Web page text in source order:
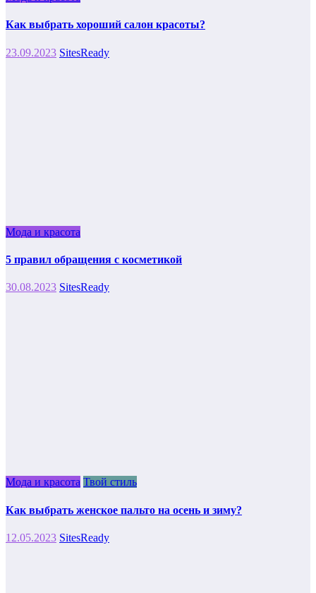
Как выбрать хороший салон красоты?
23.09.2023 SitesReady
Мода и красота
5 правил обращения с косметикой
30.08.2023 SitesReady
Мода и красота Твой стиль
Как выбрать женское пальто на осень и зиму?
12.05.2023 SitesReady